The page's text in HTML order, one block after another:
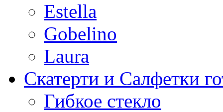
Estella
Gobelino
Laura
Скатерти и Салфетки
Гибкое стекло